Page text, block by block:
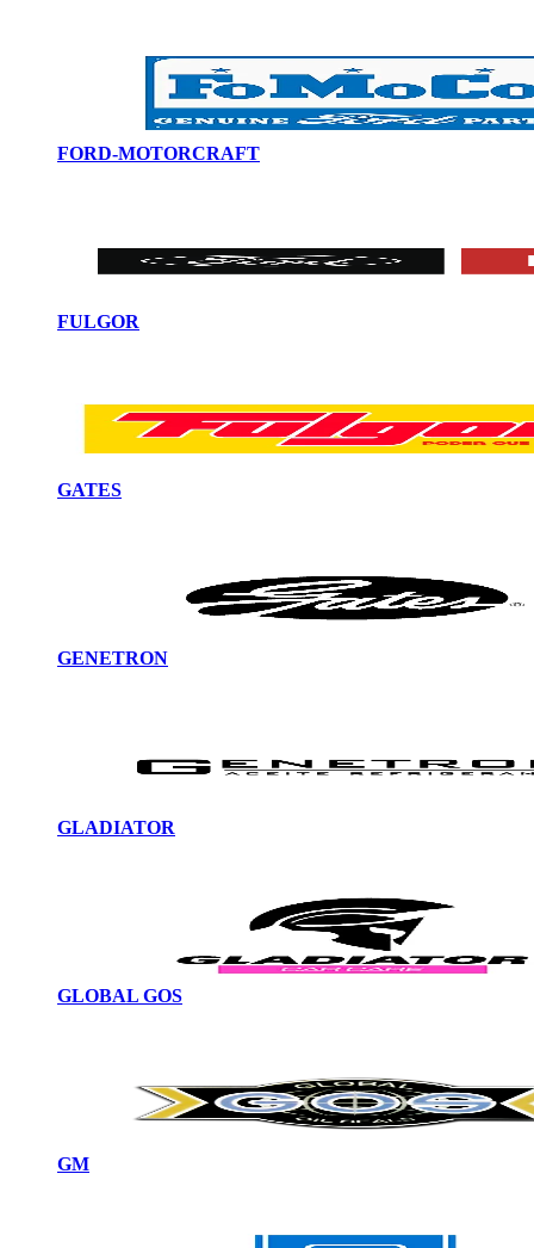
FORD-MOTORCRAFT
FULGOR
GATES
GENETRON
GLADIATOR
GLOBAL GOS
GM